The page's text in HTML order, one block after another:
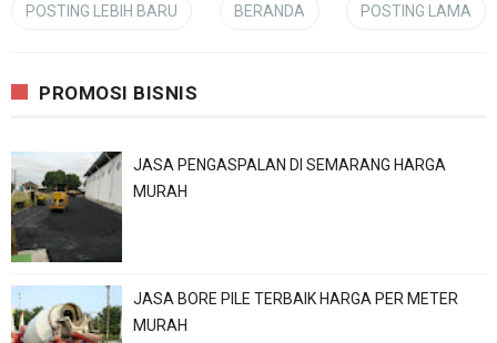
POSTING LEBIH BARU POSTING LAMA
BERANDA
PROMOSI BISNIS
JASA PENGASPALAN DI SEMARANG HARGA
MURAH
JASA BORE PILE TERBAIK HARGA PER METER
MURAH